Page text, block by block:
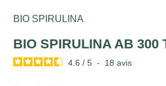
BIO SPIRULINA
BIO SPIRULINA AB 300
4.6 / 5 - 18avis